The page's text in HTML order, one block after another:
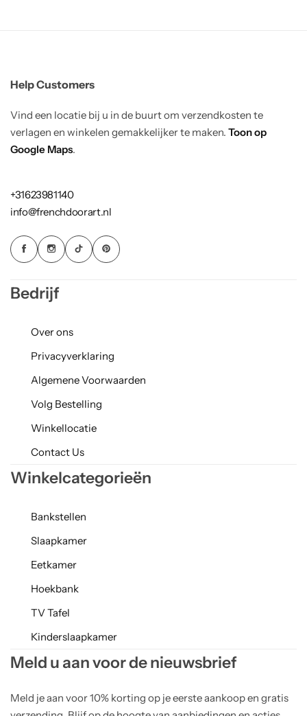
Help Customers
Vind een locatie bij u in de buurt om verzendkosten te
verlagen en winkelen gemakkelijker te maken. Toon op
Google Maps.
+31623981140
info@frenchdoorart.nl
Bedrijf
Over ons
Privacyverklaring
Algemene Voorwaarden
Volg Bestelling
Winkellocatie
Contact Us
Winkelcategorieën
Bankstellen
Slaapkamer
Eetkamer
Hoekbank
TV Tafel
Kinderslaapkamer
Meld u aan voor de nieuwsbrief
Meld je aan voor 10% korting op je eerste aankoop en gratis